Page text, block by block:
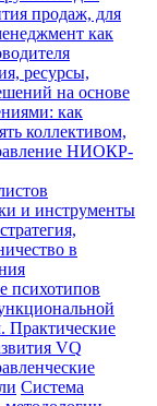
продаж, для
как
ресурсы,
на основе
как
коллективом,
НИОКР-
и инструменты
в
психотипов
Практические
VQ
Система